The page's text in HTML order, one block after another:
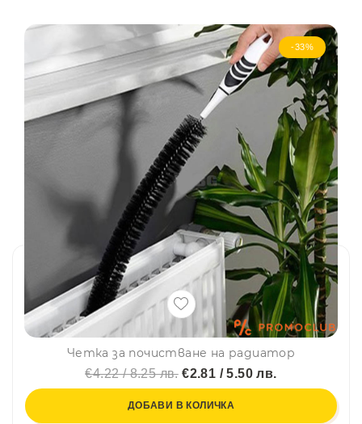
-33%
Четка за почистване на радиатор
€4.22 / 8.25 лв.€2.81 / 5.50 лв.
ДОБАВИ В КОЛИЧКА